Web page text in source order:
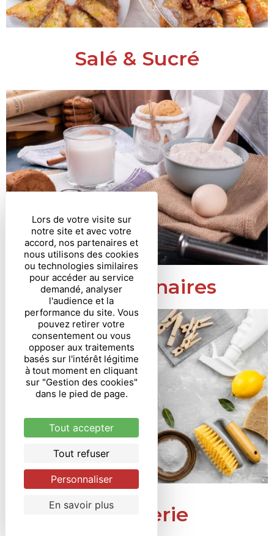
Salé & Sucré
Aides culinaires
Droguerie
Lors de votre visite sur
notre site et avec votre
accord, nos partenaires et
nous utilisons des cookies
ou technologies similaires
pour accéder au service
demandé, analyser
l'audience et la
performance du site. Vous
pouvez retirer votre
consentement ou vous
opposer aux traitements
basés sur l'intérêt légitime
à tout moment en cliquant
sur "Gestion des cookies"
dans le pied de page.
Tout accepter
Tout refuser
Personnaliser
En savoir plus